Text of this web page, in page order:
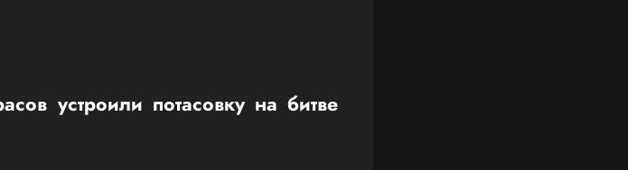
устроили потасовку на битве